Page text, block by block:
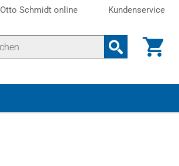
Otto Schmidt online Kundenservice